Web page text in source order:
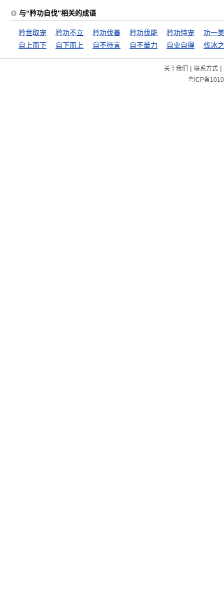
与“矜功自伐”相关的成语
矜世取宠 矜功不立 矜功伐善 矜功伐能 矜功恃宠
功一
自上而下
自下而上 自不待言 自不量力 自业自得 伐冰
关于我们 | 联系方式|
粤ICP备